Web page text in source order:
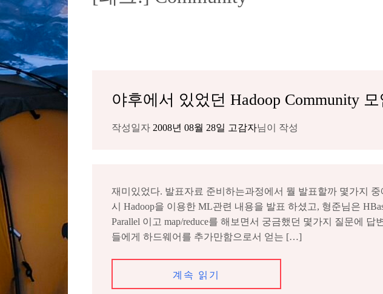
야후에서 있었던 Hadoop Community 모
작성일자 2008년 08월 28일 고감자님이 작성
재미있었다. 발표자료 준비하는과정에서 뭘 발표할까 몇가지
시 Hadoop을 이용한 ML관련 내용을 발표 하셨고, 형준님은
Parallel 이고 map/reduce를 해보면서 궁금했던 몇가지 질문에
들에게 하드웨어를 추가만함으로서 얻는 […]
계속 읽기